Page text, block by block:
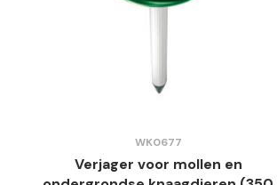
WK0677
Verjager voor mollen en